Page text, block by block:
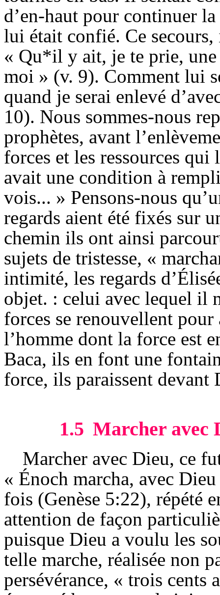
d’en-haut pour continuer
lui était confié. Ce
« Qu*il y ait, je te prie,
moi » (v. 9). Comment lui
quand je serai enlevé
10). Nous sommes-nous
prophètes, avant
forces et les ressources
avait une condition à
vois... » Pensons-nous
regards aient été fixés sur
chemin ils ont ainsi
sujets de tristesse, «
intimité, les regards
objet. : celui avec lequel il
forces se renouvellent
l’homme dont la force est
Baca, ils en font une
force, ils paraissent
1.5 Marcher avec
Marcher avec Dieu, ce
« Énoch marcha, avec
fois (Genèse 5:22), répété
attention de façon
puisque Dieu a voulu les
telle marche, réalisée non
persévérance, « trois cents